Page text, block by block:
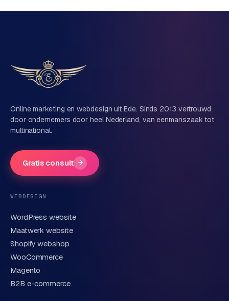
Vertel ons over je project
Naam
Bedrijfsnaam
Telefoonnummer(optioneel)
E-mail
Korte omschrijving van je vraag of project
Online marketing en webdesign uit Ede. Sinds 2013 vertrouwd
door ondernemers door heel Nederland, van eenmanszaak tot
multinational.
Gratis consult →
WEBDESIGN
WordPress website
Maatwerk website
Shopify webshop
WooCommerce
Magento
B2B e-commerce